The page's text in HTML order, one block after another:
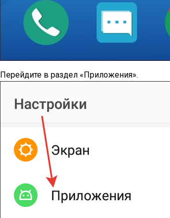
Перейдите в раздел «Приложения».